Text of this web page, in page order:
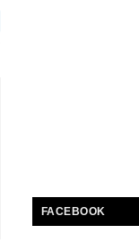
FACEBOOK